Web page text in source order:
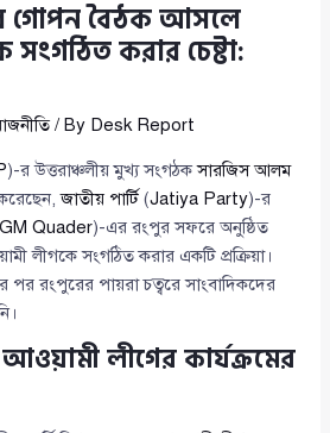
গোপন বৈঠক আসলে
করার চেষ্টা:
/ By Desk Report
)-র উত্তরাঞ্চলীয় মুখ্য সংগঠকসারজিস আলম
জাতীয় পার্টি (Jatiya Party)-র
GM Quader)-এর রংপুর সফরে অনুষ্ঠিত
লীগকে সংগঠিত করার একটি প্রক্রিয়া।
পর রংপুরের পায়রা চত্বরে সাংবাদিকদের
লীগের কার্যক্রমের